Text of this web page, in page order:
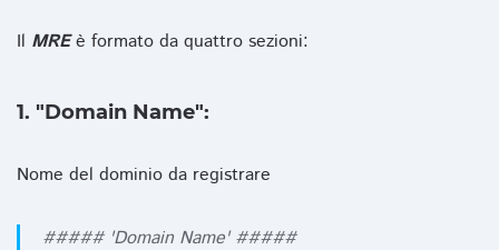
Il MREè formato da quattro sezioni:
1. "Domain Name":
Nome del dominio da registrare
##### 'Domain Name' #####